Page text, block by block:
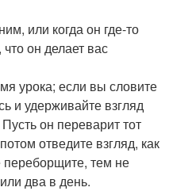
или когда он где-то
он делает вас
урока; если вы словите
и удерживайте взгляд
он переварит тот
отведите взгляд, как
переборщите, тем не
два в день.